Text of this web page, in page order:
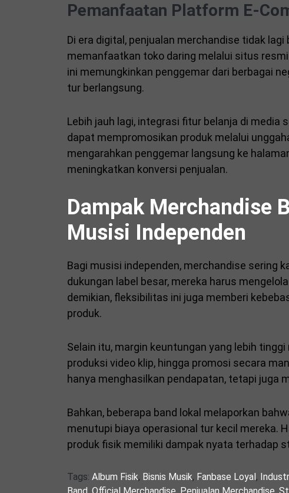
Pemanfaatan Platform E-
Di era digital, penjualan merchandise tidak
memanfaatkan toko daring melalui situs
ini memungkinkan penggemar dari berbagai
tur berlangsung.
Lebih jauh lagi, integrasi fitur belanja di
dapat mempromosikan produk melalui
mengarahkan penggemar langsung ke
meningkatkan konversi penjualan.
Dampak Merchandise
Musisi Independen
Bagi musisi independen, merchandise sering
dukungan label besar, mereka harus
demikian, fleksibilitas ini juga memberi
produk.
Selain itu, margin keuntungan yang lebih
produksi video klip, hingga promosi secara
hanya menghasilkan pendapatan, tetapi juga
Bahkan, beberapa band lokal melaporkan
menutupi biaya operasional tur kecil mereka.
produk fisik memiliki dampak nyata terhadap
Tags: Album Fisik, Bisnis Musik, Fanbase Loyal,